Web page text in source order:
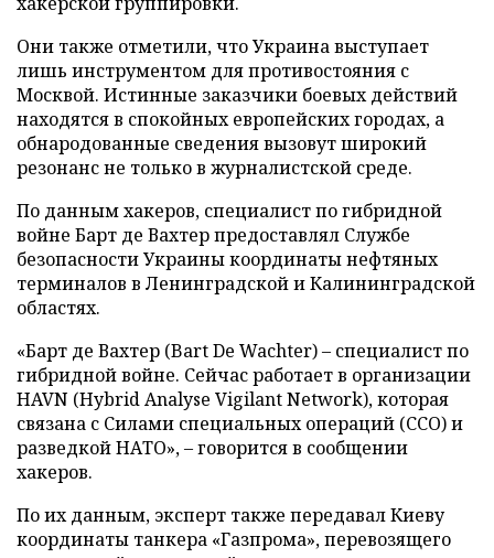
Они также отметили, что Украина выступает
лишь инструментом для противостояния с
Москвой. Истинные заказчики боевых действий
находятся в спокойных европейских городах, а
обнародованные сведения вызовут широкий
резонанс не только в журналистской среде.
По данным хакеров, специалист по гибридной
войне Барт де Вахтер предоставлял Службе
безопасности Украины координаты нефтяных
терминалов в Ленинградской и Калининградской
областях.
«Барт де Вахтер (Bart De Wachter) – специалист по
гибридной войне. Сейчас работает в организации
HAVN (Hybrid Analyse Vigilant Network), которая
связана с Силами специальных операций (ССО) и
разведкой НАТО», – говорится в сообщении
хакеров.
По их данным, эксперт также передавал Киеву
координаты танкера «Газпрома», перевозящего